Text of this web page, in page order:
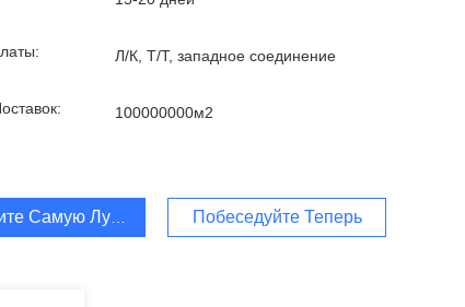
Л/К, Т/Т, западное соединение
100000000м2
Самую Лучшую ЦенуПобеседуйте Теперь